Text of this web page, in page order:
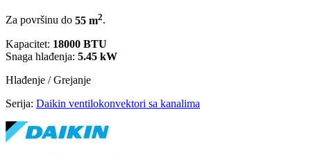
Za površinu do 55 m2.
Kapacitet: 18000 BTU
Snaga hlađenja: 5.45 kW
Hlađenje / Grejanje
Serija: Daikin ventilokonvektori sa kanalima